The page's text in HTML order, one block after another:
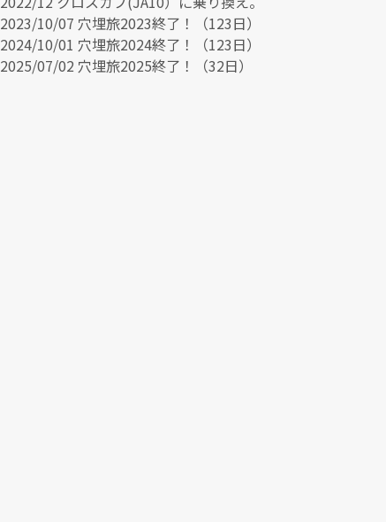
2023/10/07 穴埋旅2023終了！（123日）
2024/10/01 穴埋旅2024終了！（123日）
2025/07/02 穴埋旅2025終了！（32日）